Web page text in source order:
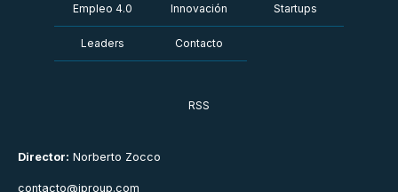
Director: Norberto Zocco
contacto@iproup.com
Empleo 4.0 Innovación Startups
Leaders Contacto
RSS